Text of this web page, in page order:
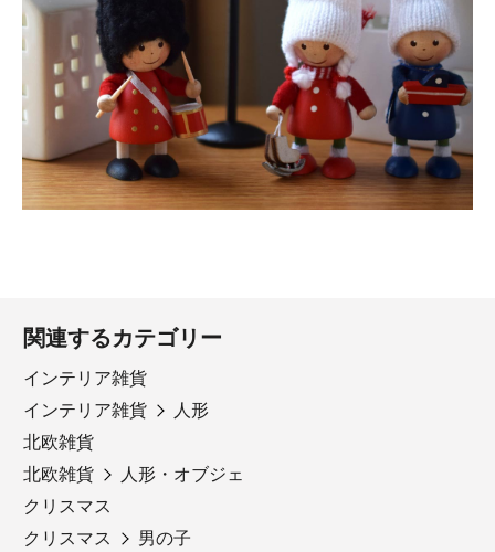
関連するカテゴリー
インテリア雑貨
インテリア雑貨
人形
北欧雑貨
北欧雑貨
人形・オブジェ
クリスマス
クリスマス
男の子